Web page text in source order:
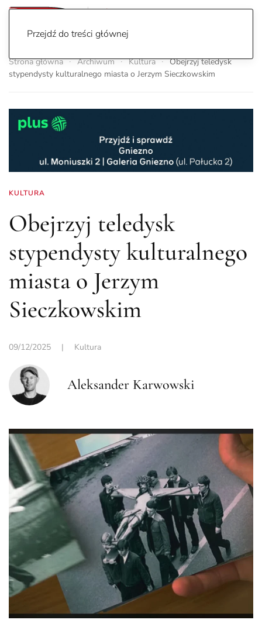
Przejdź do treści głównej
Strona główna Archiwum Kultura
Obejrzyj teledysk
stypendysty kulturalnego miasta o Jerzym Sieczkowskim
KULTURA
Obejrzyj teledysk
stypendysty kulturalnego
miasta o Jerzym
Sieczkowskim
09/12/2025 | Kultura
Aleksander Karwowski